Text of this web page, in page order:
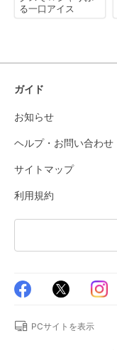
る一口アイス
ガイド
お知らせ
ヘルプ・お問い合わせ
サイトマップ
利用規約
PCサイトを表示